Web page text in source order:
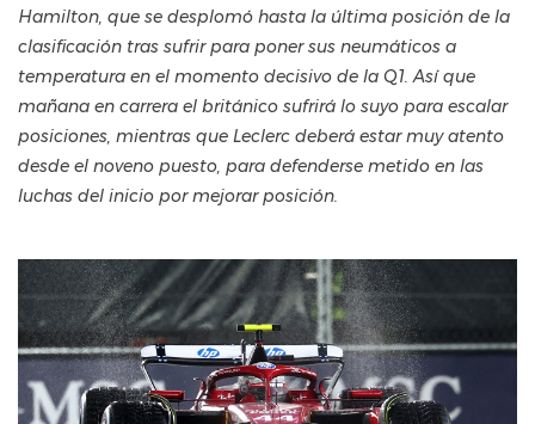
Hamilton, que se desplomó hasta la última posición de la
clasificación tras sufrir para poner sus neumáticos a
temperatura en el momento decisivo de la Q1. Así que
mañana en carrera el británico sufrirá lo suyo para escalar
posiciones, mientras que Leclerc deberá estar muy atento
desde el noveno puesto, para defenderse metido en las
luchas del inicio por mejorar posición.